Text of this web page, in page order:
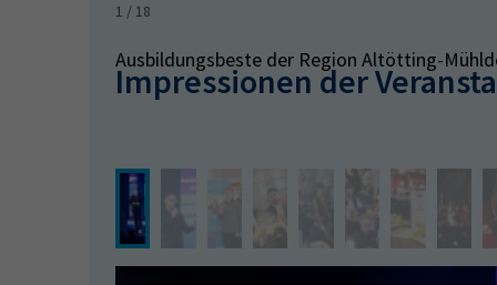
1 / 18
Ausbildungsbeste der Region Altötting-
Impressionen der